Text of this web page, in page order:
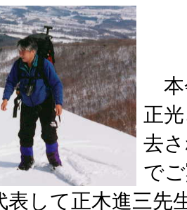
本
正
去
で
して正木進三先